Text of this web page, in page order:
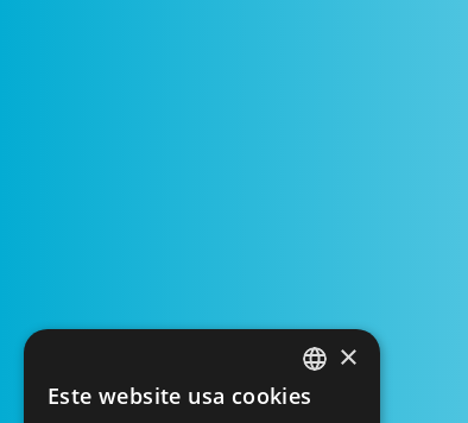
PORTUGUESE
×
Este website usa cookies